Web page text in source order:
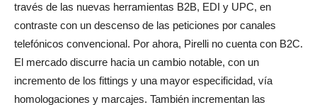
través de las nuevas herramientas B2B, EDI y UPC, en
contraste con un descenso de las peticiones por canales
telefónicos convencional. Por ahora, Pirelli no cuenta con B2C.
El mercado discurre hacia un cambio notable, con un
incremento de los fittings y una mayor especificidad, vía
homologaciones y marcajes. También incrementan las